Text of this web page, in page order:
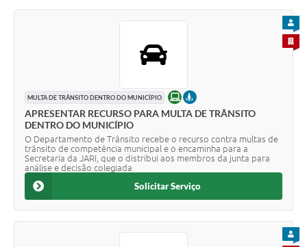
MULTA DE TRÂNSITO DENTRO DO MUNICÍPIO ONLINEPRESENCIAL
APRESENTAR RECURSO PARA MULTA DE TRÂNSITO
DENTRO DO MUNICÍPIO
O Departamento de Trânsito recebe o recurso contra multas de
trânsito de competência municipal e o encaminha para a
Secretaria da JARI, que o distribui aos membros da junta para
análise e decisão colegiada
PARA
Solicitar Serviço